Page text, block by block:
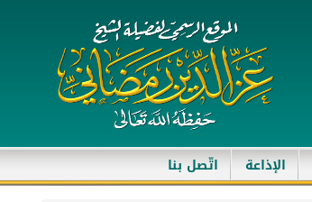
الإذاعة اتّصل بنا